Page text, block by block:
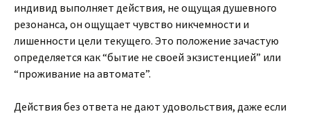
индивид выполняет действия, не ощущая душевного
резонанса, он ощущает чувство никчемности и
лишенности цели текущего. Это положение зачастую
определяется как “бытие не своей экзистенцией” или
“проживание на автомате”.
Действия без ответа не дают удовольствия, даже если